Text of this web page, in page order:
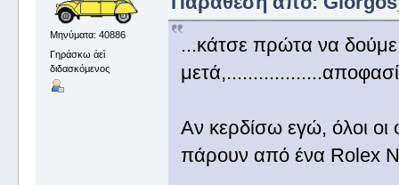
Μηνύματα: 40886
Γηράσκω ἀεὶ
διδασκόμενος
...κάτσε πρώτα να
Αν κερδίσω εγώ, όλοι
πάρουν από ένα Rolex